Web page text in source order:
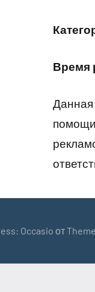
Время
Данная
помощи
Occasio от